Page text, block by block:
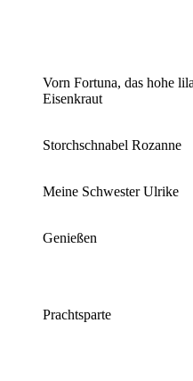
Vorn Fortuna, das hohe
Eisenkraut
Storchschnabel Rozanne
Meine Schwester Ulrike
Genießen
Prachtsparte